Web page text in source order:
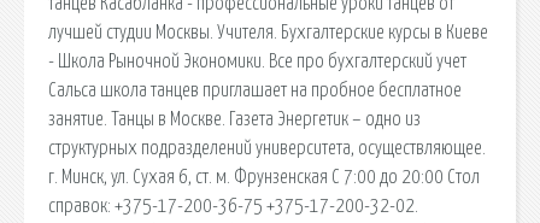
лучшей студии Москвы. Учителя. Бухгалтерские курсы в Киеве
- Школа Рыночной Экономики. Все про бухгалтерский учет
Сальса школа танцев приглашает на пробное бесплатное
занятие. Танцы в Москве. Газета Энергетик – одно из
структурных подразделений университета, осуществляющее.
г. Минск, ул. Сухая 6, ст. м. Фрунзенская С 7:00 до 20:00 Стол
справок: +375-17-200-36-75 +375-17-200-32-02.